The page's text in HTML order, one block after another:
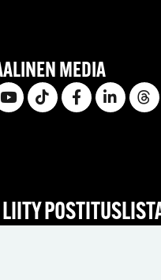
MEDIA
LIITY